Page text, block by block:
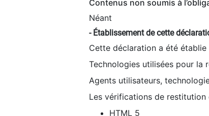
Contenus non soumis à
Néant
- Établissement de cette
Cette déclaration a été
Technologies utilisées pour la
Agents utilisateurs,
Les vérifications de
HTML 5